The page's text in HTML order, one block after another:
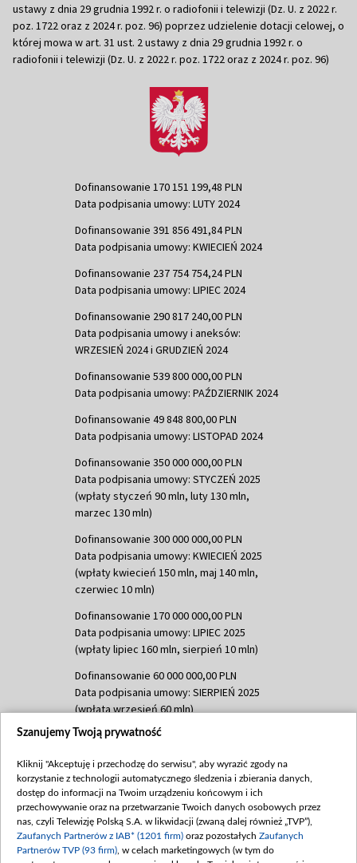
ustawy z dnia 29 grudnia 1992 r. o radiofonii i telewizji (Dz. U. z 2022 r.
poz. 1722 oraz z 2024 r. poz. 96) poprzez udzielenie dotacji celowej, o
której mowa w art. 31 ust. 2 ustawy z dnia 29 grudnia 1992 r. o
radiofonii i telewizji (Dz. U. z 2022 r. poz. 1722 oraz z 2024 r. poz. 96)
Dofinansowanie 170 151 199,48 PLN
Data podpisania umowy: LUTY 2024
Dofinansowanie 391 856 491,84 PLN
Data podpisania umowy: KWIECIEŃ 2024
Dofinansowanie 237 754 754,24 PLN
Data podpisania umowy: LIPIEC 2024
Dofinansowanie 290 817 240,00 PLN
Data podpisania umowy i aneksów:
WRZESIEŃ 2024 i GRUDZIEŃ 2024
Dofinansowanie 539 800 000,00 PLN
Data podpisania umowy: PAŹDZIERNIK 2024
Dofinansowanie 49 848 800,00 PLN
Data podpisania umowy: LISTOPAD 2024
Dofinansowanie 350 000 000,00 PLN
Data podpisania umowy: STYCZEŃ 2025
(wpłaty styczeń 90 mln, luty 130 mln,
marzec 130 mln)
Dofinansowanie 300 000 000,00 PLN
Data podpisania umowy: KWIECIEŃ 2025
(wpłaty kwiecień 150 mln, maj 140 mln,
czerwiec 10 mln)
Dofinansowanie 170 000 000,00 PLN
Data podpisania umowy: LIPIEC 2025
(wpłaty lipiec 160 mln, sierpień 10 mln)
Dofinansowanie 60 000 000,00 PLN
Data podpisania umowy: SIERPIEŃ 2025
(wpłata wrzesień 60 mln)
Dofinansowanie 635 783 051,21 PLN
(wpłata wrzesień 100 mln, październik 350
mln, listopad 265 mln)
Dofinansowanie 48 862 000,00 PLN
Data podpisania umowy: GRUDZIEŃ 2025
(wpłata grudzień 60,548 mln)
Szanujemy Twoją prywatność
Kliknij "Akceptuję i przechodzę do serwisu", aby wyrazić zgody na
korzystanie z technologii automatycznego śledzenia i zbierania danych,
dostęp do informacji na Twoim urządzeniu końcowym i ich
przechowywanie oraz na przetwarzanie Twoich danych osobowych przez
nas, czyli Telewizję Polską S.A. w likwidacji (zwaną dalej również „TVP”),
Zaufanych Partnerów z IAB* (1201 firm) oraz pozostałych Zaufanych
Partnerów TVP (93 firm) , w celach marketingowych (w tym do